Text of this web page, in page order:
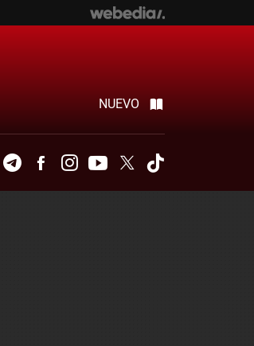
NUEVO
TelegramFacebookInstagramYoutubeTwitter